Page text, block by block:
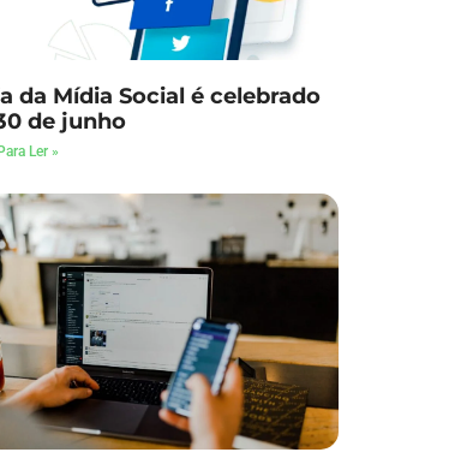
da Mídia Social é celebrado
de junho
Ler »